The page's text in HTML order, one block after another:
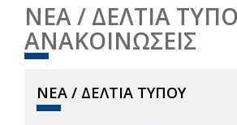
ΝΕΑ / ΔΕΛΤΙΑ
ΑΝΑΚΟΙΝΩΣΕΙΣ
ΝΕΑ / ΔΕΛΤΙΑ ΤΥΠΟΥ